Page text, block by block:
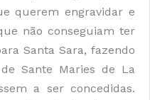
querem engravidar e
não conseguiam ter
Santa Sara, fazendo
Sante Maries de La
a ser concedidas.